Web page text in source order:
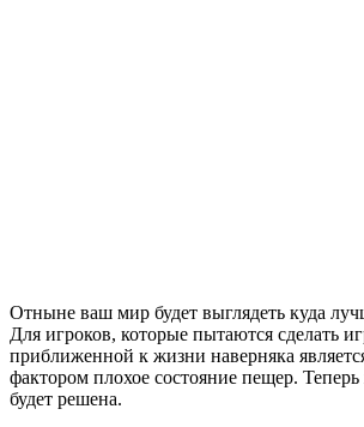
Отныне ваш мир будет выглядеть куда
Для игроков, которые пытаются сделать
приближенной к жизни наверняка
фактором плохое состояние пещер. Теперь
будет решена.